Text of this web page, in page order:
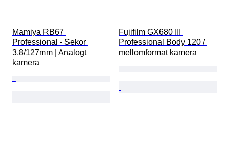
Mamiya RB67
Professional - Sekor
3,8/127mm | Analogt
kamera
Fujifilm GX680 III
Professional Body 120 /
mellomformat kamera